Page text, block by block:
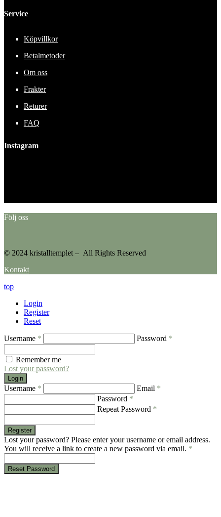
Service
Köpvillkor
Betalmetoder
Om oss
Frakter
Returer
FAQ
Instagram
Följ oss
© 2024 kristalltemplet – All Rights Reserved
Kontakt
top
Login
Register
Reset
Username * Password *
Remember me
Lost your password?
Login
Username * Email *
Password *
Repeat Password *
Register
Lost your password? Please enter your username or email address.
You will receive a link to create a new password via email. *
Reset Password